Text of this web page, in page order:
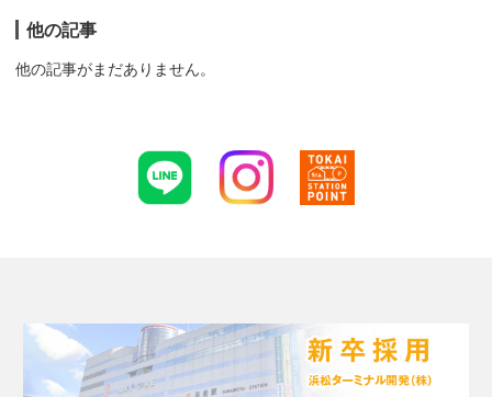
他の記事
他の記事がまだありません。